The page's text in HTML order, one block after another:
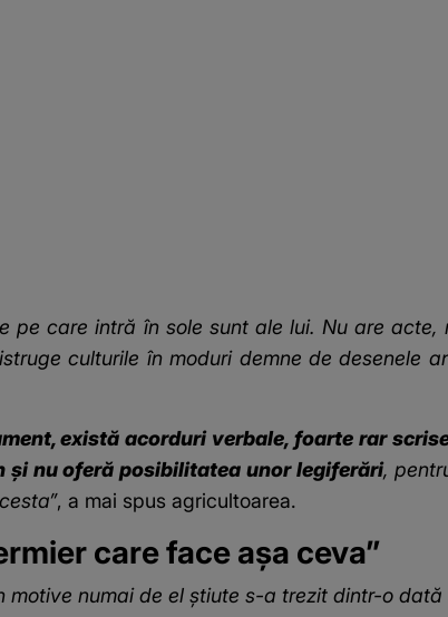
pe care intră în sole sunt ale lui. Nu are
culturile în moduri demne de desenele
există acorduri verbale, foarte rar
și nu oferă posibilitatea unor legiferări,
, a mai spus agricultoarea.
care face așa ceva”
motive numai de el știute s-a trezit dintr-o